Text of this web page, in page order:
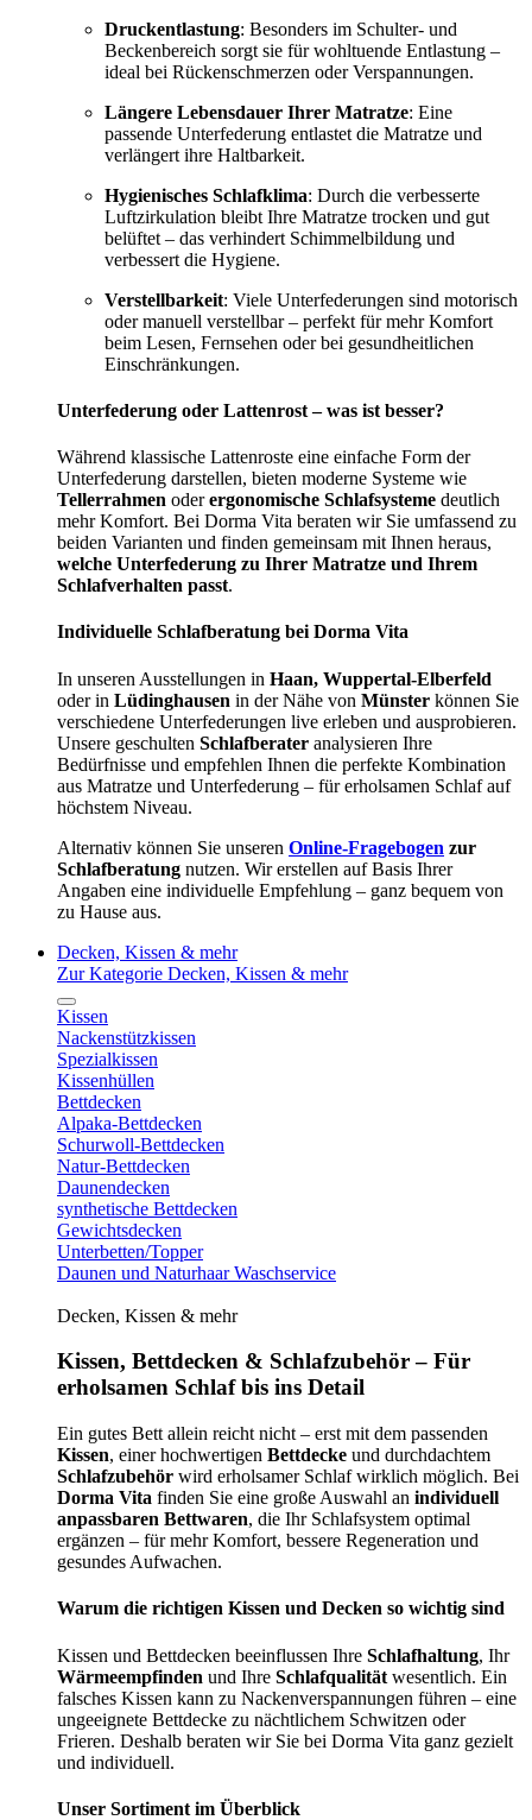
Druckentlastung: Besonders im Schulter- und
Beckenbereich sorgt sie für wohltuende Entlastung –
ideal bei Rückenschmerzen oder Verspannungen.
Längere Lebensdauer Ihrer Matratze: Eine
passende Unterfederung entlastet die Matratze und
verlängert ihre Haltbarkeit.
Hygienisches Schlafklima: Durch die verbesserte
Luftzirkulation bleibt Ihre Matratze trocken und gut
belüftet – das verhindert Schimmelbildung und
verbessert die Hygiene.
Verstellbarkeit: Viele Unterfederungen sind motorisch
oder manuell verstellbar – perfekt für mehr Komfort
beim Lesen, Fernsehen oder bei gesundheitlichen
Einschränkungen.
Unterfederung oder Lattenrost – was ist besser?
Während klassische Lattenroste eine einfache Form der
Unterfederung darstellen, bieten moderne Systeme wie
Tellerrahmen oderergonomische Schlafsysteme deutlich
mehr Komfort. Bei Dorma Vita beraten wir Sie umfassend zu
beiden Varianten und finden gemeinsam mit Ihnen heraus,
welche Unterfederung zu Ihrer Matratze und Ihrem
Schlafverhalten passt.
Individuelle Schlafberatung bei Dorma Vita
In unseren Ausstellungen in Haan, Wuppertal-Elberfeld
oder in Lüdinghausen in der Nähe von Münster können Sie
verschiedene Unterfederungen live erleben und ausprobieren.
Unsere geschulten Schlafberater analysieren Ihre
Bedürfnisse und empfehlen Ihnen die perfekte Kombination
aus Matratze und Unterfederung – für erholsamen Schlaf auf
höchstem Niveau.
Alternativ können Sie unseren Online-Fragebogen zur
Schlafberatung nutzen. Wir erstellen auf Basis Ihrer
Angaben eine individuelle Empfehlung – ganz bequem von
zu Hause aus.
Decken, Kissen & mehr
Zur Kategorie Decken, Kissen & mehr
Kissen
Nackenstützkissen
Spezialkissen
Kissenhüllen
Bettdecken
Alpaka-Bettdecken
Schurwoll-Bettdecken
Natur-Bettdecken
Daunendecken
synthetische Bettdecken
Gewichtsdecken
Unterbetten/Topper
Daunen und Naturhaar Waschservice
Decken, Kissen & mehr
Kissen, Bettdecken & Schlafzubehör – Für
erholsamen Schlaf bis ins Detail
Ein gutes Bett allein reicht nicht – erst mit dem passenden
Kissen, einer hochwertigen Bettdecke und durchdachtem
Schlafzubehör wird erholsamer Schlaf wirklich möglich. Bei
Dorma Vita finden Sie eine große Auswahl an individuell
anpassbaren Bettwaren, die Ihr Schlafsystem optimal
ergänzen – für mehr Komfort, bessere Regeneration und
gesundes Aufwachen.
Warum die richtigen Kissen und Decken so wichtig sind
Kissen und Bettdecken beeinflussen Ihre Schlafhaltung, Ihr
Wärmeempfinden und Ihre Schlafqualität wesentlich. Ein
falsches Kissen kann zu Nackenverspannungen führen – eine
ungeeignete Bettdecke zu nächtlichem Schwitzen oder
Frieren. Deshalb beraten wir Sie bei Dorma Vita ganz gezielt
und individuell.
Unser Sortiment im Überblick